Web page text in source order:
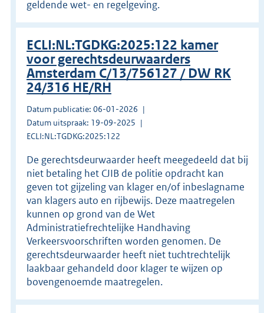
geldende wet- en regelgeving.
ECLI:NL:TGDKG:2025:122 kamer
voor gerechtsdeurwaarders
Amsterdam C/13/756127 / DW RK
24/316 HE/RH
Datum publicatie: 06-01-2026
Datum uitspraak: 19-09-2025
ECLI:NL:TGDKG:2025:122
De gerechtsdeurwaarder heeft meegedeeld dat bij
niet betaling het CJIB de politie opdracht kan
geven tot gijzeling van klager en/of inbeslagname
van klagers auto en rijbewijs. Deze maatregelen
kunnen op grond van de Wet
Administratiefrechtelijke Handhaving
Verkeersvoorschriften worden genomen. De
gerechtsdeurwaarder heeft niet tuchtrechtelijk
laakbaar gehandeld door klager te wijzen op
bovengenoemde maatregelen.